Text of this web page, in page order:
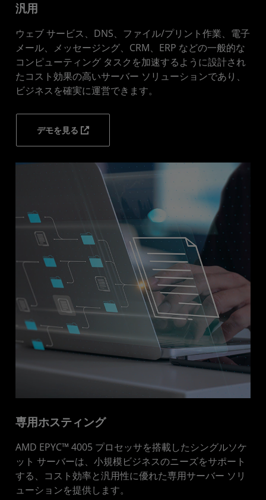
汎用
ウェブ サービス、DNS、ファイル/プリント作業、電子
メール、メッセージング、CRM、ERP などの一般的な
コンピューティング タスクを加速するように設計され
たコスト効果の高いサーバー ソリューションであり、
ビジネスを確実に運営できます。
デモを見る
専用ホスティング
AMD EPYC™ 4005 プロセッサを搭載したシングルソケ
ット サーバーは、小規模ビジネスのニーズをサポート
する、コスト効率と汎用性に優れた専用サーバー ソリ
ューションを提供します。